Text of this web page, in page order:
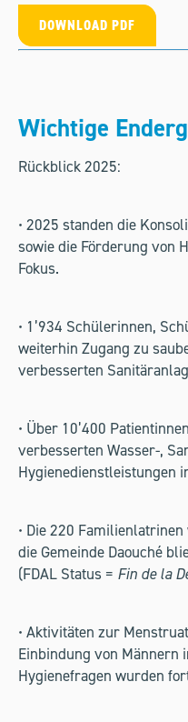
DOWNLOAD PDF
Wichtige
Rückblick 2025:
• 2025 standen die
sowie die Förderung von
Fokus.
• 1’934 Schülerinnen,
weiterhin Zugang zu
verbesserten
• Über 10’400
verbesserten Wasser-,
Hygienedienstleistungen
• Die 220
die Gemeinde Daouché
(FDAL Status = Fin de la
• Aktivitäten zur
Einbindung von Männern
Hygienefragen wurden